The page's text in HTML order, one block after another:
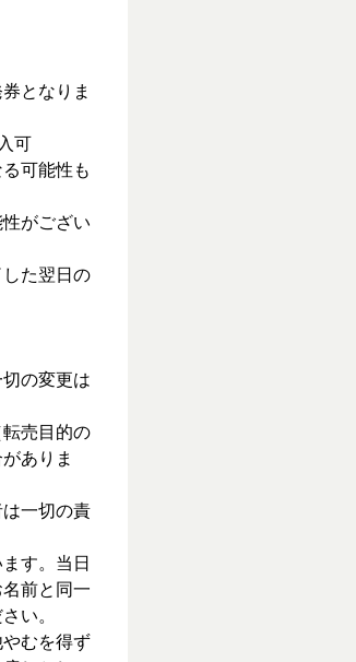
となりま
可
可能性も
がござい
た翌日の
の変更は
売目的の
ありま
一切の責
す。当日
前と同一
い。
むを得ず